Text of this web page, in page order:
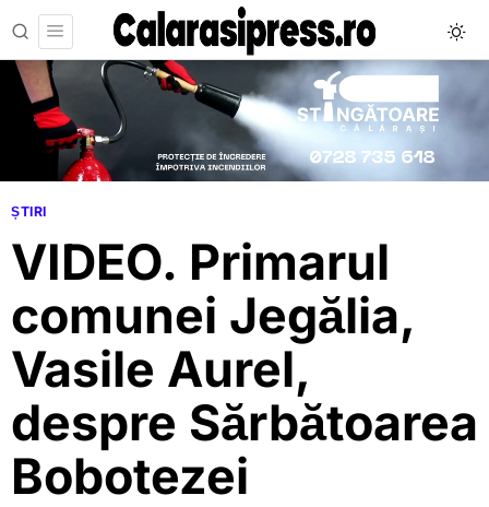
ȘTIRI
VIDEO. Primarul
comunei Jegălia,
Vasile Aurel,
despre Sărbătoarea
Bobotezei